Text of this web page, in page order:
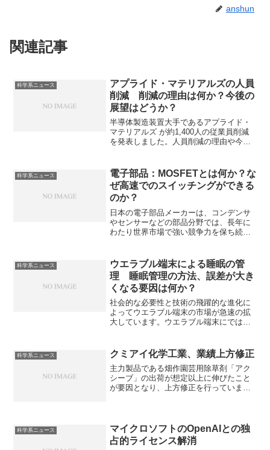
anshun
関連記事
科学系ニュース
アプライド・マテリアルズの人員
削減 削減の理由は何か？今後の
展望はどうか？
半導体製造装置大手であるアプライド・
マテリアルズ が約1,400人の従業員削減
を発表しました。人員削減の理由や今後
す。
科学系ニュース
電子部品：MOSFETとは何か？な
ぜ高速でのスイッチングができる
のか？
日本の電子部品メーカーは、コンデンサ
やセンサーなどの部品分野では、長年に
わたり世界市場で強い競争力を保ち続け
小さく、高速なスイッチングができるな
どの理由から幅広く利用されています。
高速スイッチングができる理由などを知
ることができます。
科学系ニュース
ウエラブル端末による睡眠の管
理 睡眠管理の方法、誤差が大き
くなる要因は何か？
社会的な必要性と技術の飛躍的な進化に
よってウエラブル端末の市場が急速の拡
大しています。ウエラブル端末にでは睡
睡眠の質を可視化するのかを知ることが
できます。
科学系ニュース クミアイ化学工業、業績上方修正
主力製品である畑作園芸用除草剤「アク
シーブ」の出荷が想定以上に伸びたこと
が要因となり、上方修正を行っていま
科学系ニュース
マイクロソフトのOpenAIとの独
占的ライセンス解消